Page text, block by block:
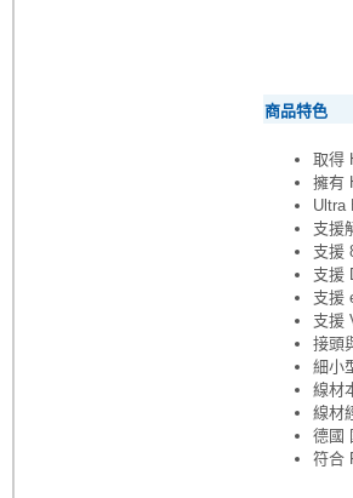
商品特色
取得
擁有
Ultra
支援
支援
支援
支援
支援
接頭
細小
線材
線材
德國
符合